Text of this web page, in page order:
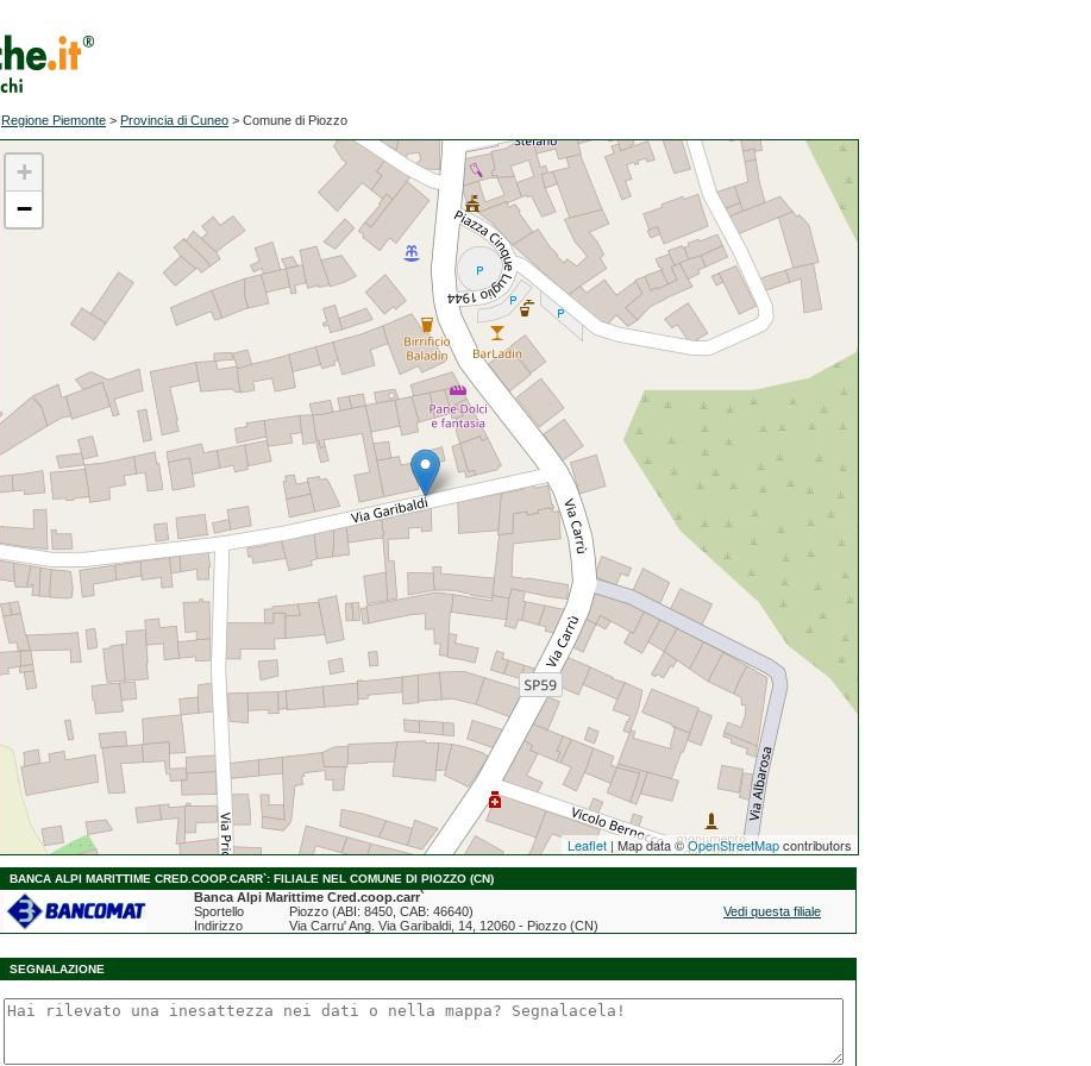
Regione Piemonte > Provincia di Cuneo > Comune di Piozzo
+
−
Leaflet | Map data ©OpenStreetMapcontributors
BANCA ALPI MARITTIME CRED.COOP.CARR`: FILIALE NEL COMUNE DI PIOZZO (CN)
Banca Alpi Marittime Cred.coop.carr`
Sportello
Piozzo (ABI: 8450, CAB: 46640)
Indirizzo
Via Carru' Ang. Via Garibaldi, 14, 12060 - Piozzo (CN)
Vedi questa filiale
SEGNALAZIONE